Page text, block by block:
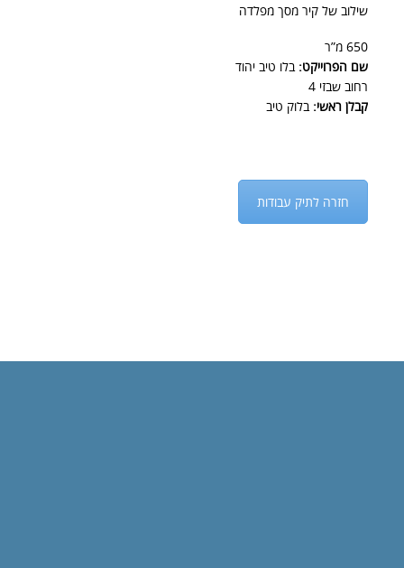
שילוב של קיר מסך מפלדה
650 מ”ר
שם הפרוייקט: בלו טיב יהוד
רחוב שבזי 4
קבלן ראשי: בלוק טיב
חזרה לתיק עבודות